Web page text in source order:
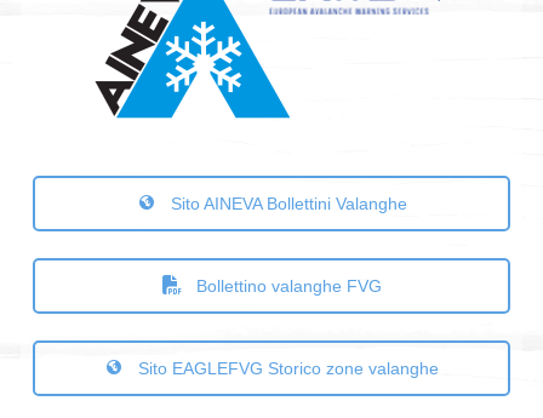
Sito AINEVA Bollettini Valanghe
Bollettino valanghe FVG
Sito EAGLEFVG Storico zone valanghe